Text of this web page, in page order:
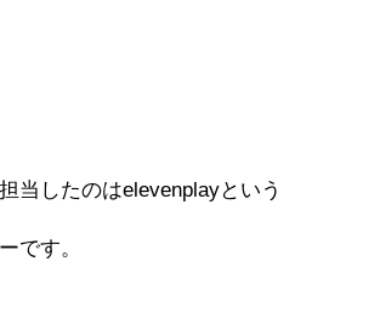
当したのはelevenplayという
です。